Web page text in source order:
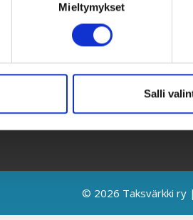
Mieltymykset
Salli
050 341 5507
taksvarkki@taksvarkki.fi
© 2026 Taksvärkki ry